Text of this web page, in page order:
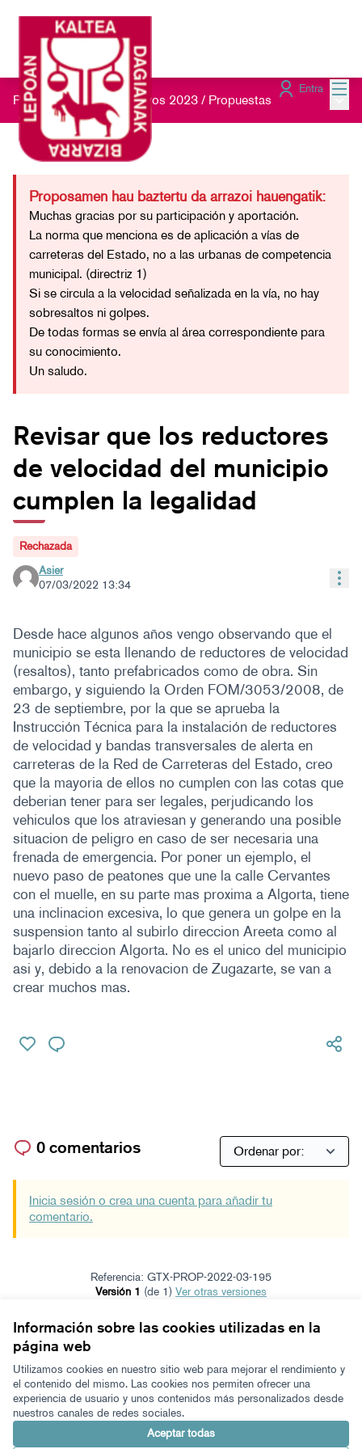
Información sobre las cookies utilizadas en la
página web
Utilizamos cookies en nuestro sitio web para mejorar el rendimiento y
el contenido del mismo. Las cookies nos permiten ofrecer una
experiencia de usuario y unos contenidos más personalizados desde
nuestros canales de redes sociales.
Aceptar todas
Entra
Presupuestos Participativos 2023 / Propuestas
Proposamen hau baztertu da arrazoi hauengatik:
Muchas gracias por su participación y aportación.
La norma que menciona es de aplicación a vías de
carreteras del Estado, no a las urbanas de competencia
municipal. (directriz 1)
Si se circula a la velocidad señalizada en la vía, no hay
sobresaltos ni golpes.
De todas formas se envía al área correspondiente para
su conocimiento.
Un saludo.
Revisar que los reductores
de velocidad del municipio
cumplen la legalidad
Rechazada
Asier
07/03/2022 13:34
Desde hace algunos años vengo observando que el
municipio se esta llenando de reductores de velocidad
(resaltos), tanto prefabricados como de obra. Sin
embargo, y siguiendo la Orden FOM/3053/2008, de
23 de septiembre, por la que se aprueba la
Instrucción Técnica para la instalación de reductores
de velocidad y bandas transversales de alerta en
carreteras de la Red de Carreteras del Estado, creo
que la mayoria de ellos no cumplen con las cotas que
deberian tener para ser legales, perjudicando los
vehiculos que los atraviesan y generando una posible
situacion de peligro en caso de ser necesaria una
frenada de emergencia. Por poner un ejemplo, el
nuevo paso de peatones que une la calle Cervantes
con el muelle, en su parte mas proxima a Algorta, tiene
una inclinacion excesiva, lo que genera un golpe en la
suspension tanto al subirlo direccion Areeta como al
bajarlo direccion Algorta. No es el unico del municipio
asi y, debido a la renovacion de Zugazarte, se van a
crear muchos mas.
0 comentarios
Inicia sesión o crea una cuenta para añadir tu
comentario.
Referencia: GTX-PROP-2022-03-195
Versión 1 (de 1)
ver otras versiones
Términos y condiciones de uso
Configuración de cookies
Zeugaz en X
(Enlace externo)
Zeugaz en Facebook
(Enlace externo)
Zeugaz en Instagram
(Enlace externo)
Zeugaz en YouTube
(Enlace externo)
Zeugaz en GitHub
(Enlace externo)
Castellano
Aukeratu hizkuntzaElegir el idioma